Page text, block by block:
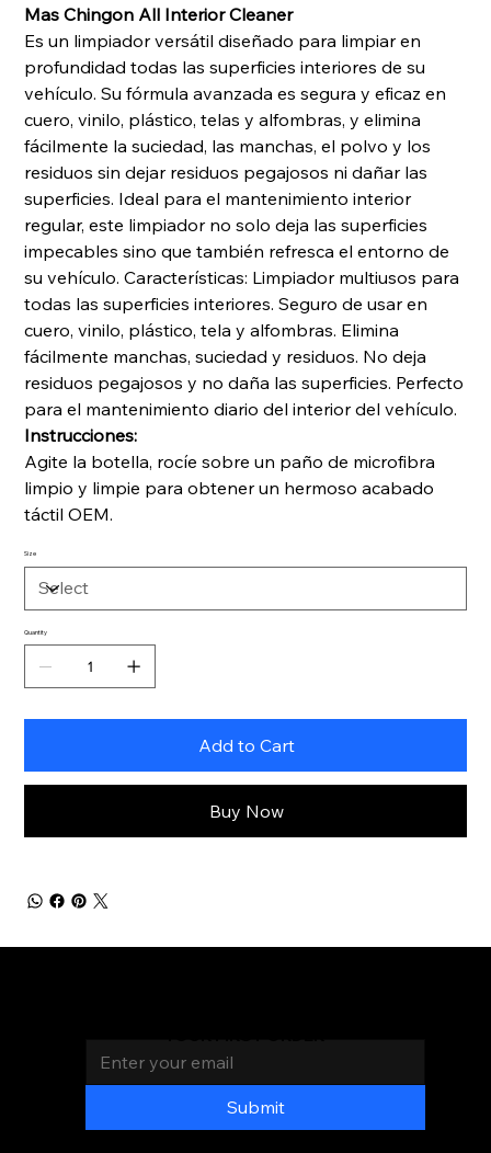
Mas Chingon All Interior Cleaner
Es un limpiador versátil diseñado para limpiar en
profundidad todas las superficies interiores de su
vehículo. Su fórmula avanzada es segura y eficaz en
cuero, vinilo, plástico, telas y alfombras, y elimina
fácilmente la suciedad, las manchas, el polvo y los
residuos sin dejar residuos pegajosos ni dañar las
superficies. Ideal para el mantenimiento interior
regular, este limpiador no solo deja las superficies
impecables sino que también refresca el entorno de
su vehículo. Características: Limpiador multiusos para
todas las superficies interiores. Seguro de usar en
cuero, vinilo, plástico, tela y alfombras. Elimina
fácilmente manchas, suciedad y residuos. No deja
residuos pegajosos y no daña las superficies. Perfecto
para el mantenimiento diario del interior del vehículo.
Instrucciones:
Agite la botella, rocíe sobre un paño de microfibra
limpio y limpie para obtener un hermoso acabado
táctil OEM.
Size
Quantity
Add to Cart
Buy Now
ATI
Submit